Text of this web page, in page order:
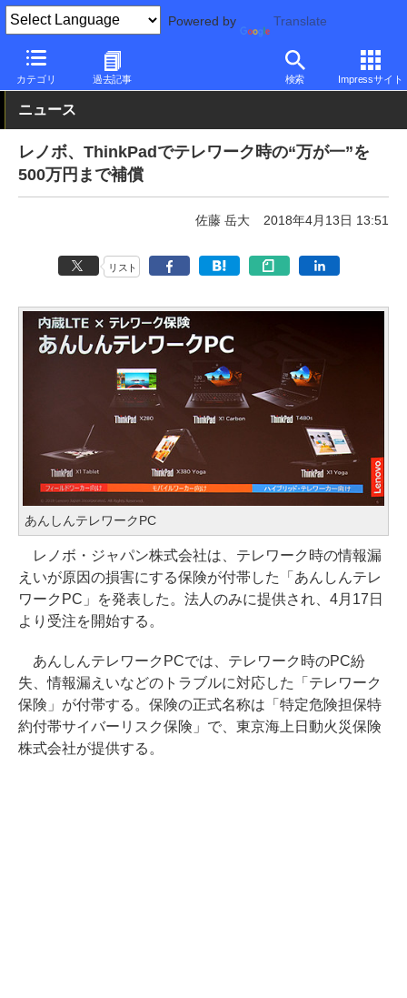
Powered by Translate
カテゴリ 過去記事 検索 Impressサイト
PC Watch パソコン/タブレット/スマートフォン ノートパソコン
ニュース
レノボ、ThinkPadでテレワーク時の“万が一”を
500万円まで補償
佐藤 岳大 2018年4月13日 13:51
リスト
あんしんテレワークPC
レノボ・ジャパン株式会社は、テレワーク時の情報漏
えいが原因の損害にする保険が付帯した「あんしんテレ
ワークPC」を発表した。法人のみに提供され、4月17日
より受注を開始する。
あんしんテレワークPCでは、テレワーク時のPC紛
失、情報漏えいなどのトラブルに対応した「テレワーク
保険」が付帯する。保険の正式名称は「特定危険担保特
約付帯サイバーリスク保険」で、東京海上日動火災保険
株式会社が提供する。